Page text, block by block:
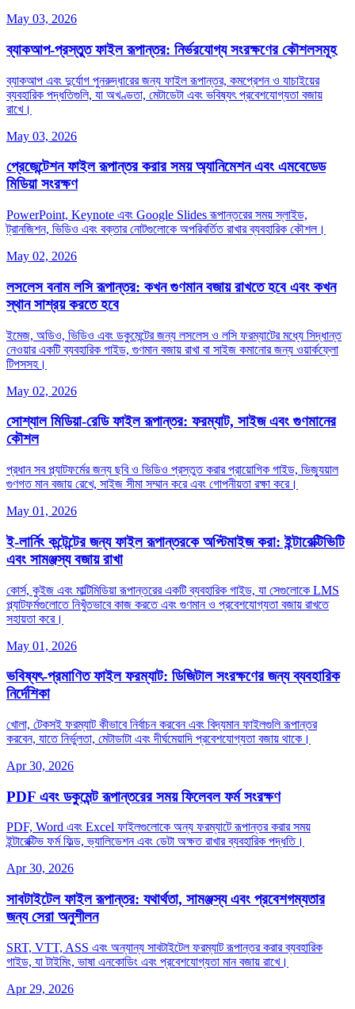
May 03, 2026
ব্যাকআপ-প্রস্তুত ফাইল রূপান্তর: নির্ভরযোগ্য সংরক্ষণের কৌশলসমূহ
ব্যাকআপ এবং দুর্যোগ পুনরুদ্ধারের জন্য ফাইল রূপান্তর, কমপ্রেশন ও যাচাইয়ের
ব্যবহারিক পদ্ধতিগুলি, যা অখণ্ডতা, মেটাডেটা এবং ভবিষ্যৎ প্রবেশযোগ্যতা বজায়
রাখে।
May 03, 2026
প্রেজেন্টেশন ফাইল রূপান্তর করার সময় অ্যানিমেশন এবং এমবেডেড
মিডিয়া সংরক্ষণ
PowerPoint, Keynote এবং Google Slides রূপান্তরের সময় স্লাইড,
ট্রানজিশন, ভিডিও এবং বক্তার নোটগুলোকে অপরিবর্তিত রাখার ব্যবহারিক কৌশল।
May 02, 2026
লসলেস বনাম লসি রূপান্তর: কখন গুণমান বজায় রাখতে হবে এবং কখন
স্থান সাশ্রয় করতে হবে
ইমেজ, অডিও, ভিডিও এবং ডকুমেন্টের জন্য লসলেস ও লসি ফরম্যাটের মধ্যে সিদ্ধান্ত
নেওয়ার একটি ব্যবহারিক গাইড, গুণমান বজায় রাখা বা সাইজ কমানোর জন্য ওয়ার্কফ্লো
টিপসসহ।
May 02, 2026
সোশ্যাল মিডিয়া-রেডি ফাইল রূপান্তর: ফরম্যাট, সাইজ এবং গুণমানের
কৌশল
প্রধান সব প্ল্যাটফর্মের জন্য ছবি ও ভিডিও প্রস্তুত করার প্রায়োগিক গাইড, ভিজ্যুয়াল
গুণগত মান বজায় রেখে, সাইজ সীমা সম্মান করে এবং গোপনীয়তা রক্ষা করে।
May 01, 2026
ই‑লার্নিং কন্টেন্টের জন্য ফাইল রূপান্তরকে অপ্টিমাইজ করা: ইন্টারেক্টিভিটি
এবং সামঞ্জস্য বজায় রাখা
কোর্স, কুইজ এবং মাল্টিমিডিয়া রূপান্তরের একটি ব্যবহারিক গাইড, যা সেগুলোকে LMS
প্ল্যাটফর্মগুলোতে নিখুঁতভাবে কাজ করতে এবং গুণমান ও প্রবেশযোগ্যতা বজায় রাখতে
সহায়তা করে।
May 01, 2026
ভবিষ্যৎ-প্রমাণিত ফাইল ফরম্যাট: ডিজিটাল সংরক্ষণের জন্য ব্যবহারিক
নির্দেশিকা
খোলা, টেকসই ফরম্যাট কীভাবে নির্বাচন করবেন এবং বিদ্যমান ফাইলগুলি রূপান্তর
করবেন, যাতে নির্ভুলতা, মেটাডাটা এবং দীর্ঘমেয়াদি প্রবেশযোগ্যতা বজায় থাকে।
Apr 30, 2026
PDF এবং ডকুমেন্ট রূপান্তরের সময় ফিলেবল ফর্ম সংরক্ষণ
PDF, Word এবং Excel ফাইলগুলোকে অন্য ফরম্যাটে রূপান্তর করার সময়
ইন্টারেক্টিভ ফর্ম ফিল্ড, ভ্যালিডেশন এবং ডেটা অক্ষত রাখার ব্যবহারিক পদ্ধতি।
Apr 30, 2026
সাবটাইটেল ফাইল রূপান্তর: যথার্থতা, সামঞ্জস্য এবং প্রবেশগম্যতার
জন্য সেরা অনুশীলন
SRT, VTT, ASS এবং অন্যান্য সাবটাইটেল ফরম্যাট রূপান্তর করার ব্যবহারিক
গাইড, যা টাইমিং, ভাষা এনকোডিং এবং প্রবেশযোগ্যতা মান বজায় রাখে।
Apr 29, 2026